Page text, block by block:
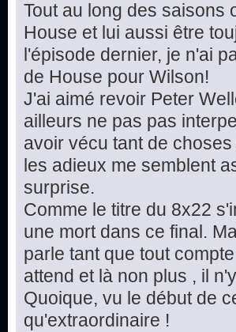
Tout au long des saisons
House et lui aussi être
l'épisode dernier, je n'ai
de House pour Wilson!
J'ai aimé revoir Peter
ailleurs ne pas pas
avoir vécu tant de
les adieux me semblent
surprise.
Comme le titre du 8x22
une mort dans ce final.
parle tant que tout
attend et là non plus , il
Quoique, vu le début de
qu'extraordinaire !